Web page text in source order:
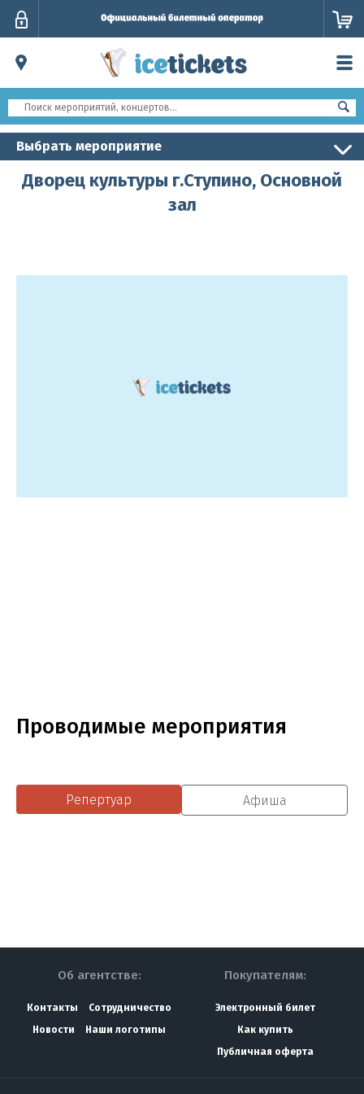
Выбрать мероприятие
Дворец культуры г.Ступино, Основной
зал
Проводимые мероприятия
Репертуар Афиша
Об агентстве:
Контакты
Сотрудничество
Новости
Наши логотипы
Покупателям:
Электронный билет
Как купить
Публичная оферта